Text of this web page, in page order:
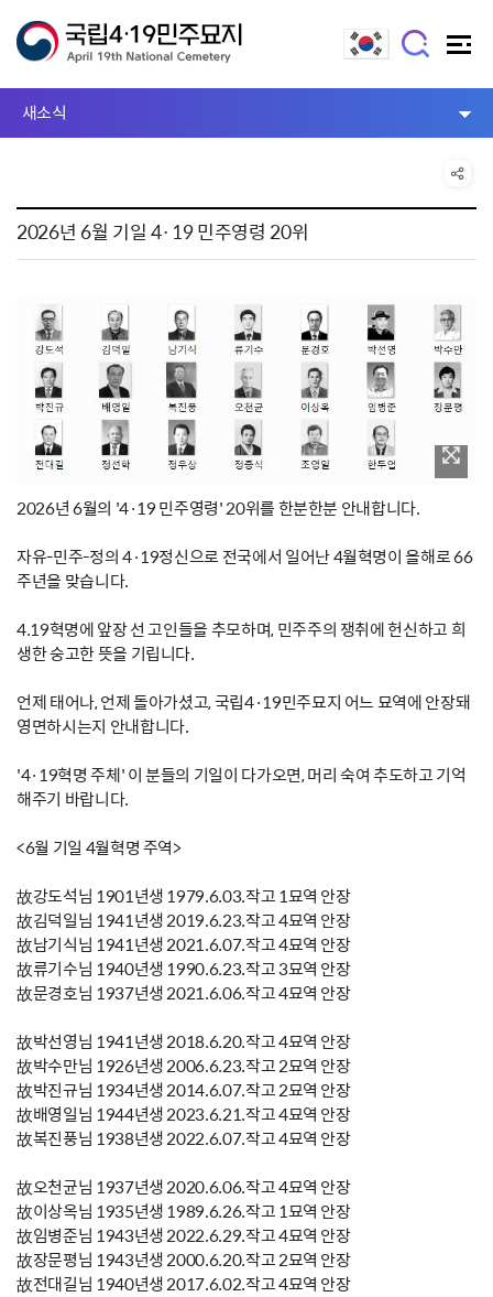
새소식
2026년 6월 기일 4·19 민주영령 20위
2026년 6월의 '4·19 민주영령' 20위를 한분한분 안내합니다.
자유-민주-정의 4·19정신으로 전국에서 일어난 4월혁명이 올해로 66
주년을 맞습니다.
4.19혁명에 앞장 선 고인들을 추모하며, 민주주의 쟁취에 헌신하고 희
생한 숭고한 뜻을 기립니다.
언제 태어나, 언제 돌아가셨고, 국립4·19민주묘지 어느 묘역에 안장돼
영면하시는지 안내합니다.
'4·19혁명 주체' 이 분들의 기일이 다가오면, 머리 숙여 추도하고 기억
해주기 바랍니다.
<6월 기일 4월혁명 주역>
故강도석님 1901년생 1979.6.03.작고 1묘역 안장
故김덕일님 1941년생 2019.6.23.작고 4묘역 안장
故남기식님 1941년생 2021.6.07.작고 4묘역 안장
故류기수님 1940년생 1990.6.23.작고 3묘역 안장
故문경호님 1937년생 2021.6.06.작고 4묘역 안장
故박선영님 1941년생 2018.6.20.작고 4묘역 안장
故박수만님 1926년생 2006.6.23.작고 2묘역 안장
故박진규님 1934년생 2014.6.07.작고 2묘역 안장
故배영일님 1944년생 2023.6.21.작고 4묘역 안장
故복진풍님 1938년생 2022.6.07.작고 4묘역 안장
故오천균님 1937년생 2020.6.06.작고 4묘역 안장
故이상옥님 1935년생 1989.6.26.작고 1묘역 안장
故임병준님 1943년생 2022.6.29.작고 4묘역 안장
故장문평님 1943년생 2000.6.20.작고 2묘역 안장
故전대길님 1940년생 2017.6.02.작고 4묘역 안장